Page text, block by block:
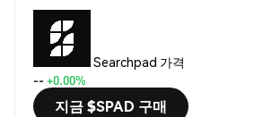
Searchpad 가격
-- +0.00%
지금 $SPAD 구매